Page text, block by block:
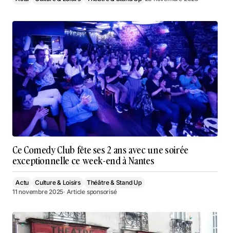
Ce Comedy Club fête ses 2 ans avec une soirée
exceptionnelle ce week-end à Nantes
Actu Culture & Loisirs
Théâtre & Stand Up
11 novembre 2025· Article sponsorisé